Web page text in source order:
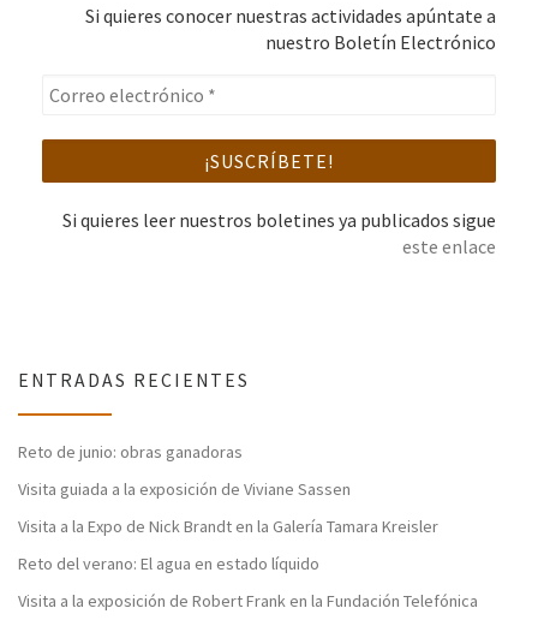
Si quieres conocer nuestras actividades apúntate a
nuestro Boletín Electrónico
Si quieres leer nuestros boletines ya publicados sigue
este enlace
ENTRADAS RECIENTES
Reto de junio: obras ganadoras
Visita guiada a la exposición de Viviane Sassen
Visita a la Expo de Nick Brandt en la Galería Tamara Kreisler
Reto del verano: El agua en estado líquido
Visita a la exposición de Robert Frank en la Fundación Telefónica